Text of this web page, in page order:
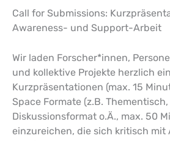
Call for Submissions:
Awareness- und Support-Arbeit
Wir laden Forscher*innen,
und kollektive Projekte herzlich
Kurzpräsentationen (max. 15
Space Formate (z.B.
Diskussionsformat o.Ä., max. 50
einzureichen, die sich kritisch mit